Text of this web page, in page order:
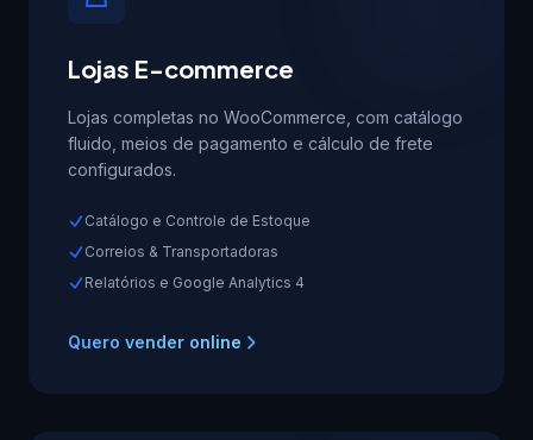
Lojas E-commerce
Lojas completas no WooCommerce, com catálogo
fluido, meios de pagamento e cálculo de frete
configurados.
Catálogo e Controle de Estoque
Correios & Transportadoras
Relatórios e Google Analytics 4
Quero vender online